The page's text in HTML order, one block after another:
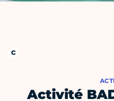
Activité